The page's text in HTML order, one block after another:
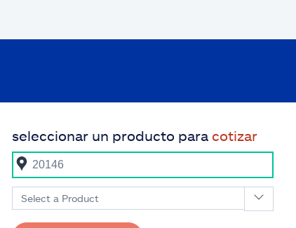
seleccionar un producto para cotizar
Select a Product